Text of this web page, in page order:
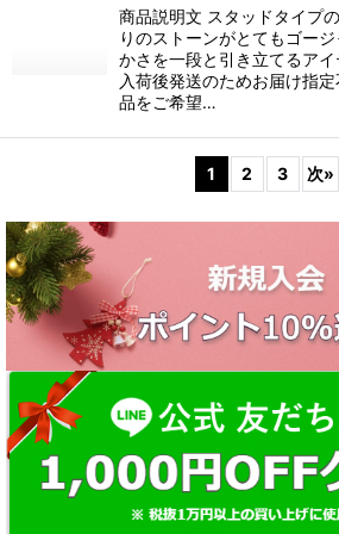
商品説明文 スタッドタイプ
りのストーンがとてもゴー
かさを一段と引き立てるア
入荷後発送のためお届け指
品をご希望…
1 2 3 次»